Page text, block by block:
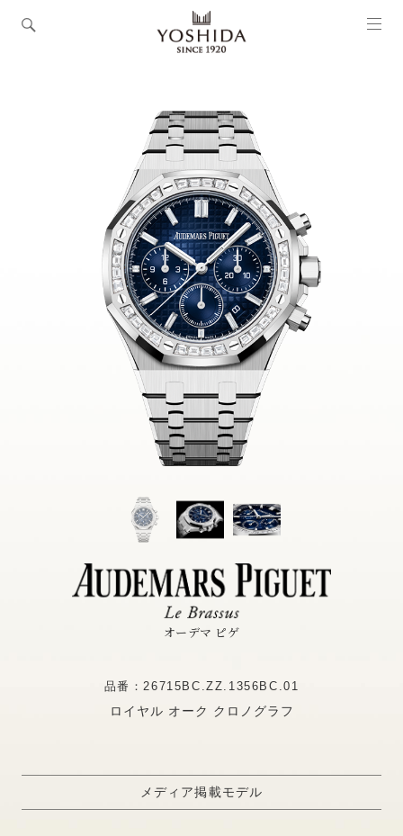
オーデマ ピゲ
品番：26715BC.ZZ.1356BC.01
ロイヤル オーク クロノグラフ
メディア掲載モデル